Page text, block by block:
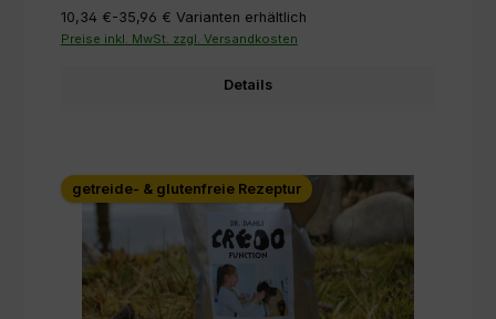
10,34 €-35,96 € Varianten erhältlich
Preise inkl. MwSt. zzgl. Versandkosten
Details
getreide- & glutenfreie Rezeptur